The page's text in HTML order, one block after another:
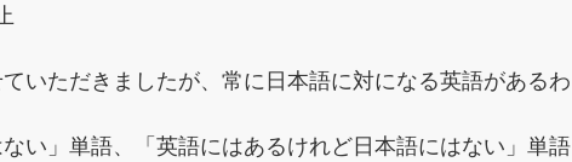
いただきましたが、常に日本語に対になる英語があるわ
い」単語、「英語にはあるけれど日本語にはない」単語